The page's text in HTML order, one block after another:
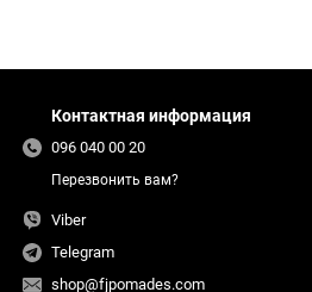
Контактная информация
096 040 00 20
Перезвонить вам?
Viber
Telegram
shop@fjpomades.com